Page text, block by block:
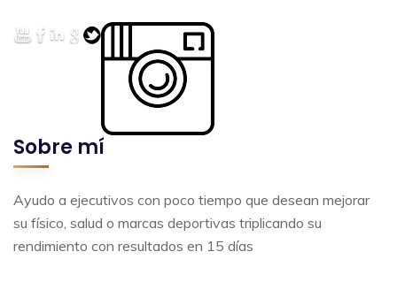
Sobre mí
Ayudo a ejecutivos con poco tiempo que desean mejorar
su físico, salud o marcas deportivas triplicando su
rendimiento con resultados en 15 días